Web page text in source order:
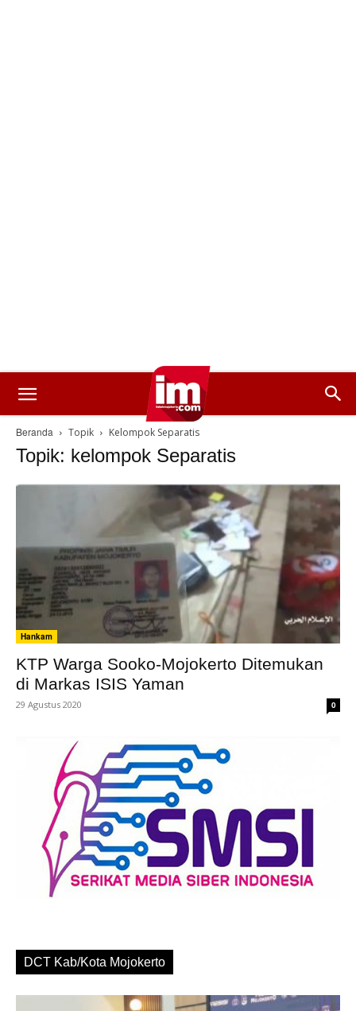
Beranda Topik Kelompok Separatis
Topik: kelompok Separatis
Hankam
KTP Warga Sooko-Mojokerto Ditemukan
di Markas ISIS Yaman
29 Agustus 2020 0
DCT Kab/Kota Mojokerto